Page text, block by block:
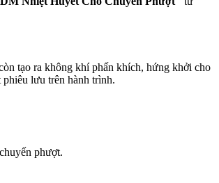
tạo ra không khí phấn khích, hứng khởi cho
lưu trên hành trình.
phượt.